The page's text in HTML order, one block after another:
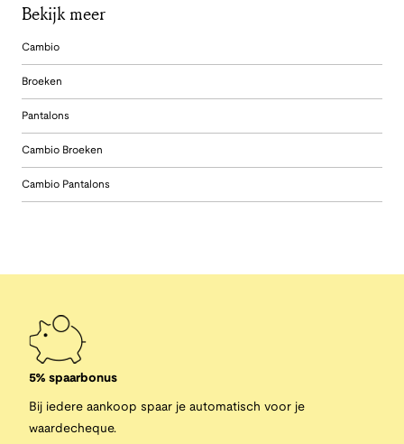
Bekijk meer
Cambio
Broeken
Pantalons
Cambio Broeken
Cambio Pantalons
5% spaarbonus
Bij iedere aankoop spaar je automatisch voor je
waardecheque.